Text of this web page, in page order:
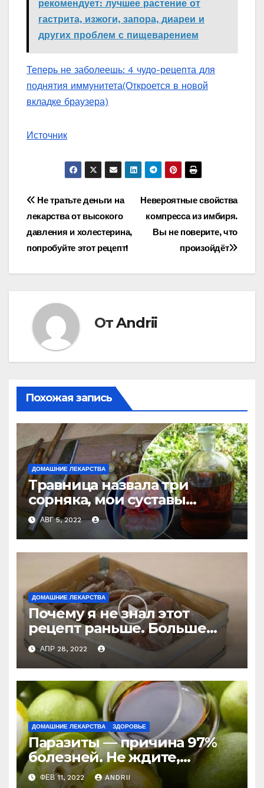
рекомендует: лучшее растение от
гастрита, изжоги, запора, диареи и
других проблем с пищеварением
Теперь не заболеешь: 4 чудо-рецепта для
поднятия иммунитета(Откроется в новой
вкладке браузера)
Источник
Навигация
по
записям
Невероятные свойства
компресса из имбиря.
Вы не поверите, что
произойдёт
Не тратьте деньги на
лекарства от высокого
давления и холестерина,
попробуйте этот рецепт!
ОтAndrii
Похожая запись
ДОМАШНИЕ ЛЕКАРСТВА
Травница назвала три
сорняка, мои суставы
больше не болят
АВГ 5, 2022
ДОМАШНИЕ ЛЕКАРСТВА
Почему я не знал этот
рецепт раньше. Больше
никогда не буду покупать
лекарство от кашля!
АПР 28, 2022
ДОМАШНИЕ ЛЕКАРСТВА ЗДОРОВЬЕ
Паразиты — причина 97%
болезней. Не ждите,
боритесь с ними уже
ФЕВ 11, 2022 ANDRII